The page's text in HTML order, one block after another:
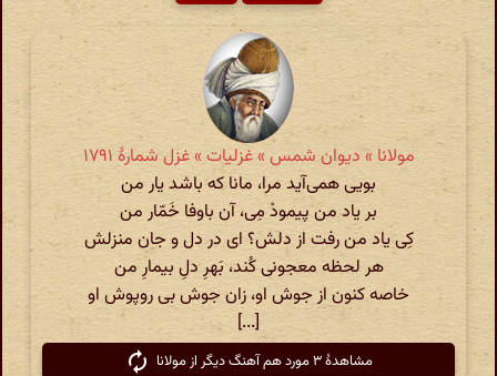
مولانا » دیوان شمس » غزلیات » غزل شمارهٔ ۱۷۹۱
بویی همی‌آید مرا، مانا که باشد یار من
بر یاد من پیمودْ مِی، آن باوفا خَمّار من
کِی یاد من رفت از دلش؟ ای در دل و جان منزلش
هر لحظه معجونی کُند، بَهرِ دلِ بیمارِ من
خاصه کنون از جوش او، زان جوش بی روپوش او
[...]
مشاهدهٔ ۳ مورد هم آهنگ دیگر از مولانا